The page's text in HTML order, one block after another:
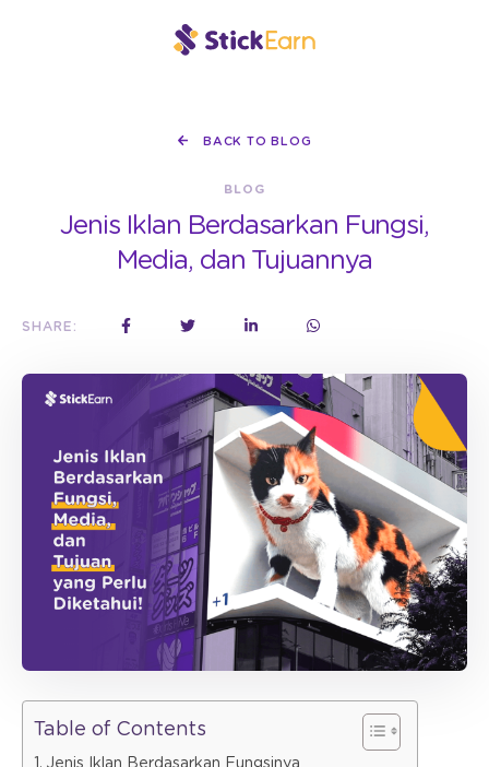
BACK TO BLOG
BLOG
Jenis Iklan Berdasarkan Fungsi,
Media, dan Tujuannya
SHARE:
Table of Contents